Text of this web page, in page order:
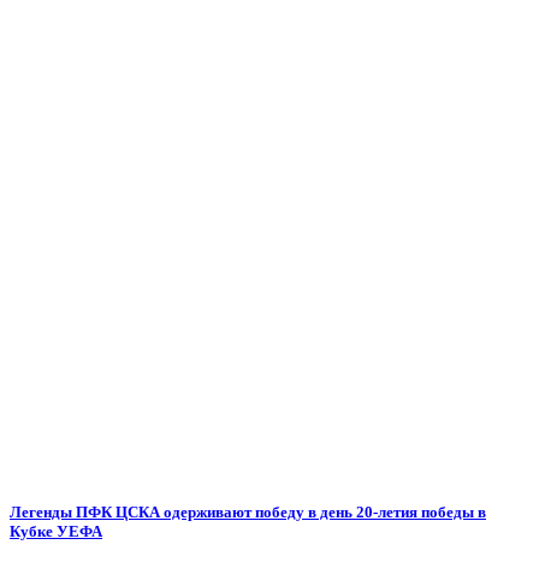
Легенды ПФК ЦСКА одерживают победу в день 20-летия победы в
Кубке УЕФА